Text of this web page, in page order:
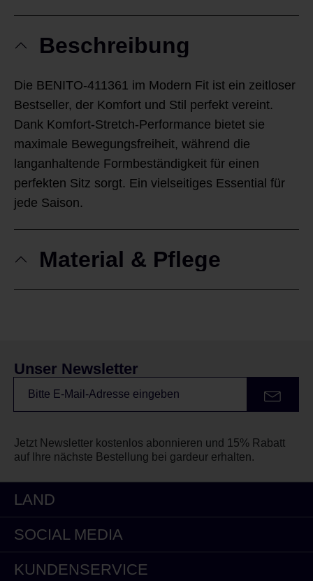
Beschreibung
Die BENITO-411361 im Modern Fit ist ein zeitloser
Bestseller, der Komfort und Stil perfekt vereint.
Dank Komfort-Stretch-Performance bietet sie
maximale Bewegungsfreiheit, während die
langanhaltende Formbeständigkeit für einen
perfekten Sitz sorgt. Ein vielseitiges Essential für
jede Saison.
Material & Pflege
Unser Newsletter
Jetzt Newsletter kostenlos abonnieren und 15% Rabatt
auf Ihre nächste Bestellung bei gardeur erhalten.
LAND
SOCIAL MEDIA
KUNDENSERVICE